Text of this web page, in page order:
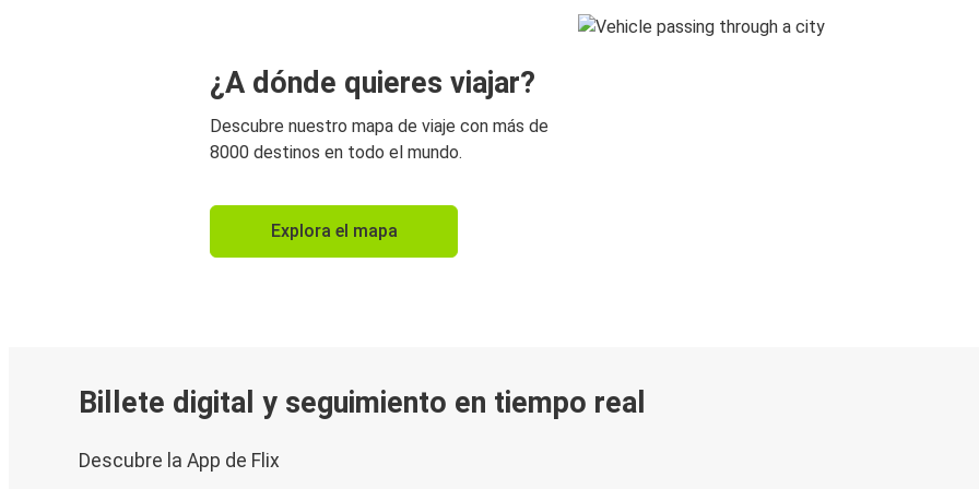
¿A dónde quieres viajar?
Descubre nuestro mapa de viaje con más de
8000 destinos en todo el mundo.
Explora el mapa
Billete digital y seguimiento en tiempo real
Descubre la App de Flix